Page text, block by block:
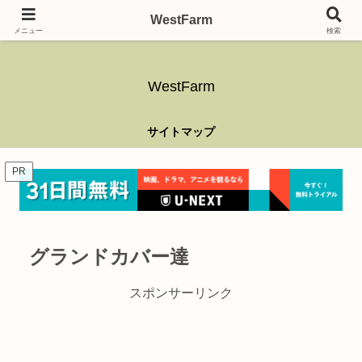
ガーデニング、アウトドア、キャンプ、釣り、乗り物、DIYなど難しい事はさ
WestFarm
サイトマップ
PR
グランドカバー達
スポンサーリンク
メニュー
WestFarm
検索